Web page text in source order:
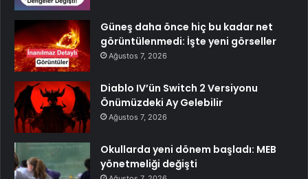
Güneş daha önce hiç bu kadar net
görüntülenmedi: İşte yeni görseller
Ağustos 7, 2026
Diablo IV’ün Switch 2 Versiyonu
Önümüzdeki Ay Gelebilir
Ağustos 7, 2026
Okullarda yeni dönem başladı: MEB
yönetmeliği değişti